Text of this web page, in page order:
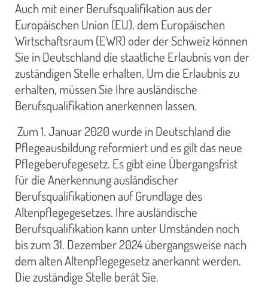
Auch mit einer Berufsqualifikation aus der
Europäischen Union (EU), dem Europäischen
Wirtschaftsraum (EWR) oder der Schweiz können
Sie in Deutschland die staatliche Erlaubnis von der
zuständigen Stelle erhalten. Um die Erlaubnis zu
erhalten, müssen Sie Ihre ausländische
Berufsqualifikation anerkennen lassen.
Zum 1. Januar 2020 wurde in Deutschland die
Pflegeausbildung reformiert und es gilt das neue
Pflegeberufegesetz. Es gibt eine Übergangsfrist
für die Anerkennung ausländischer
Berufsqualifikationen auf Grundlage des
Altenpflegegesetzes. Ihre ausländische
Berufsqualifikation kann unter Umständen noch
bis zum 31. Dezember 2024 übergangsweise nach
dem alten Altenpflegegesetz anerkannt werden.
Die zuständige Stelle berät Sie.